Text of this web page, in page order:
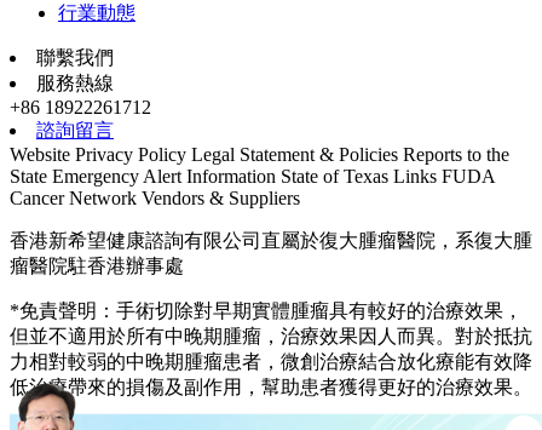
行業動態
聯繫我們
服務熱線
+86 18922261712
諮詢留言
Website Privacy Policy Legal Statement & Policies Reports to the
State Emergency Alert Information State of Texas Links FUDA
Cancer Network Vendors & Suppliers
香港新希望健康諮詢有限公司直屬於復大腫瘤醫院，系復大腫
瘤醫院駐香港辦事處
*免責聲明：手術切除對早期實體腫瘤具有較好的治療效果，
但並不適用於所有中晚期腫瘤，治療效果因人而異。對於抵抗
力相對較弱的中晚期腫瘤患者，微創治療結合放化療能有效降
低治療帶來的損傷及副作用，幫助患者獲得更好的治療效果。